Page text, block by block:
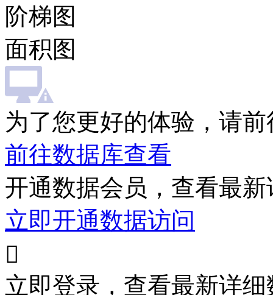
阶梯图
面积图
为了您更好的体验，请
前往数据库查看
开通数据会员，查看最
立即开通数据访问

立即登录，查看最新详细